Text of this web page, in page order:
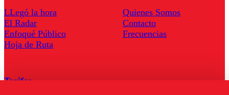
LLegó la hora
El Radar
Enfoqué Público
Hoja de Ruta
Quienes Somos
Contacto
Frecuencias
Tarifas